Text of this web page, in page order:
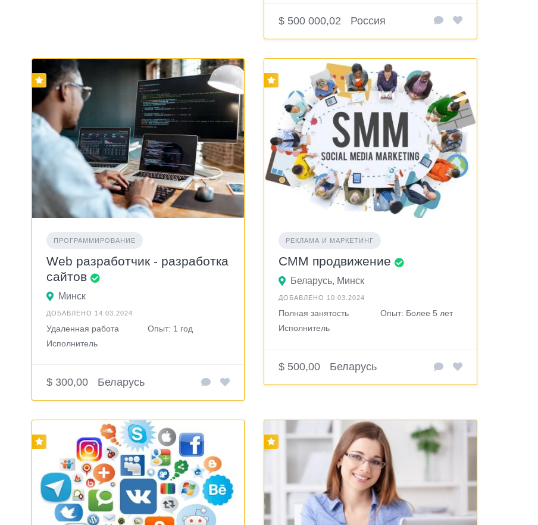
$ 500 000,02 Россия
ПРОГРАММИРОВАНИЕ
Web разработчик - разработка
сайтов
Минск
ДОБАВЛЕНО 14.03.2024
Удаленная работа
Опыт: 1 год
Исполнитель
$ 300,00 Беларусь
РЕКЛАМА И МАРКЕТИНГ
СММ продвижение
Беларусь, Минск
ДОБАВЛЕНО 10.03.2024
Полная занятость
Опыт: Более 5 лет
Исполнитель
$ 500,00 Беларусь